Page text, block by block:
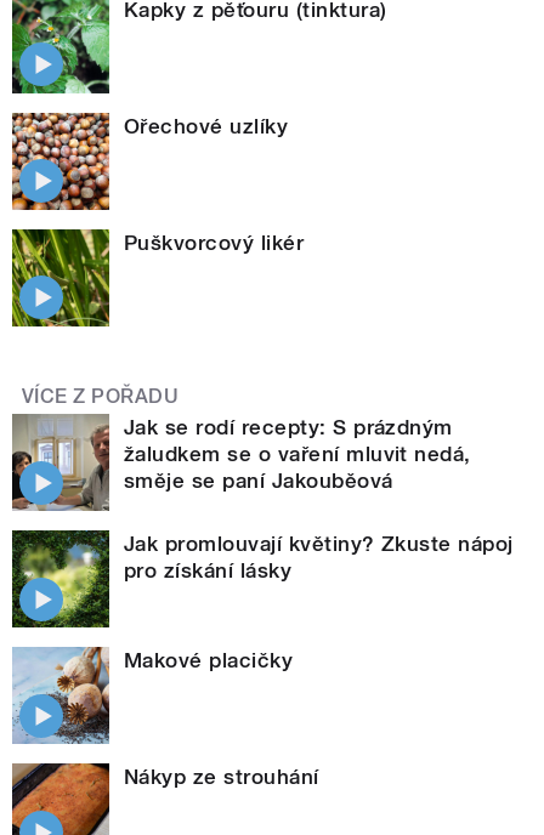
Kapky z pěťouru (tinktura)
Ořechové uzlíky
Puškvorcový likér
VÍCE Z POŘADU
Jak se rodí recepty: S prázdným
žaludkem se o vaření mluvit nedá,
směje se paní Jakouběová
Jak promlouvají květiny? Zkuste nápoj
pro získání lásky
Makové placičky
Nákyp ze strouhání